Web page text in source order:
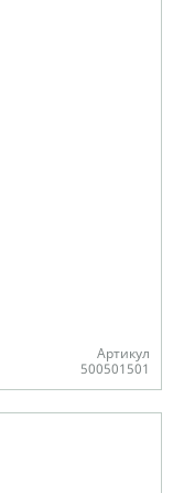
Артикул
500501501